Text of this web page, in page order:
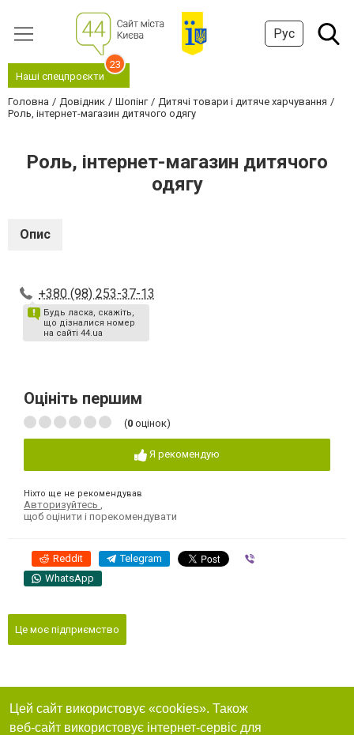
Рус
Наші спецпроєкти
23
Головна Довідник Шопінг
Дитячі товари і дитяче харчування
Роль, інтернет-магазин дитячого одягу
Роль, інтернет-магазин дитячого
одягу
Опис
+380 (98) 253-37-13
Будь ласка, скажіть,
що дізналися номер
на сайті 44.ua
Оцініть першим
(0 оцінок)
Я рекомендую
Ніхто ще не рекомендував
Авторизуйтесь
щоб оцінити і порекомендувати
Reddit Telegram
WhatsApp
Це моє підприємство
Цей сайт використовує «cookies». Також
веб-сайт використовує інтернет-сервіс для